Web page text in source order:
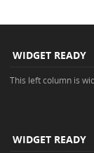
WIDGET READY
This left column is
WIDGET READY